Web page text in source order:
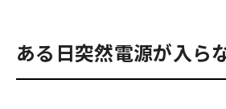
ある日突然電源が入ら